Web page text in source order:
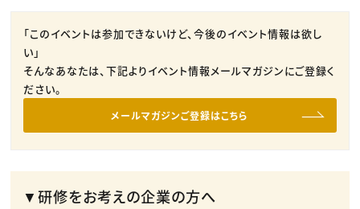
「このイベントは参加できないけど、今後のイベント情報は欲し
い」
そんなあなたは、下記よりイベント情報メールマガジンにご登録く
ださい。
メールマガジンご登録はこちら
▼研修をお考えの企業の方へ